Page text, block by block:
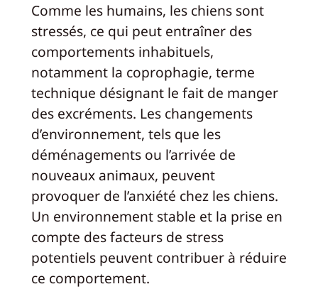
Comme les humains, les chiens sont
stressés, ce qui peut entraîner des
comportements inhabituels,
notamment la coprophagie, terme
technique désignant le fait de manger
des excréments. Les changements
d’environnement, tels que les
déménagements ou l’arrivée de
nouveaux animaux, peuvent
provoquer de l’anxiété chez les chiens.
Un environnement stable et la prise en
compte des facteurs de stress
potentiels peuvent contribuer à réduire
ce comportement.